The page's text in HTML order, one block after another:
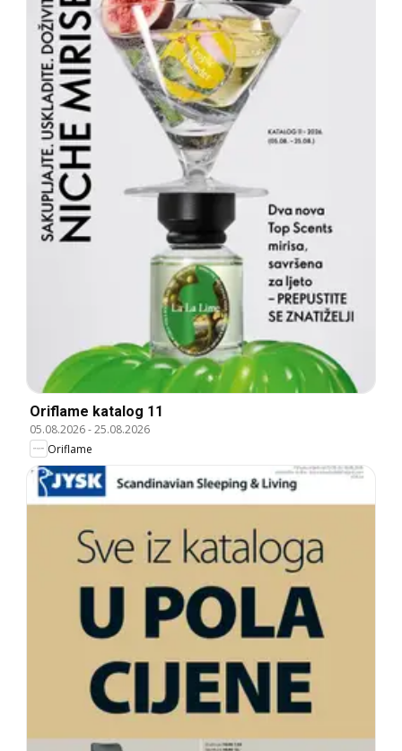
Oriflame katalog 11
05.08.2026-25.08.2026
Oriflame